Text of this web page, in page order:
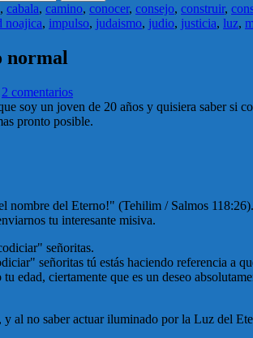
, cabala, camino, conocer, consejo, construir,
noajica, impulso, judaismo, judio, justicia, luz,
normal
2 comentarios
soy un joven de 20 años y quisiera saber si
pronto posible.
nombre del Eterno!" (Tehilim / Salmos 118:26).
tu interesante misiva.
señoritas.
señoritas tú estás haciendo referencia a
edad, ciertamente que es un deseo
y al no saber actuar iluminado por la Luz del